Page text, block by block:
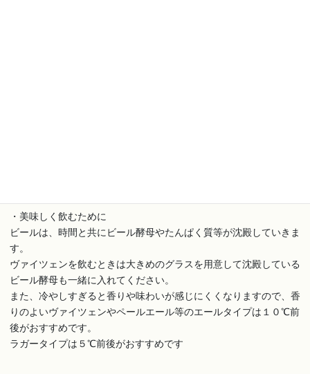
・美味しく飲むために
ビールは、時間と共にビール酵母やたんぱく質等が沈殿していきま
す。
ヴァイツェンを飲むときは大きめのグラスを用意して沈殿している
ビール酵母も一緒に入れてください。
また、冷やしすぎると香りや味わいが感じにくくなりますので、香
りのよいヴァイツェンやペールエール等のエールタイプは１０℃前
後がおすすめです。
ラガータイプは５℃前後がおすすめです